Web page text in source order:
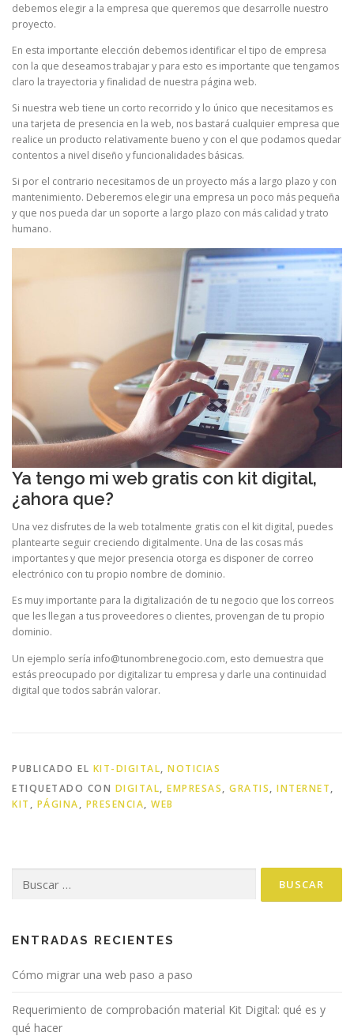
debemos elegir a la empresa que queremos que desarrolle nuestro
proyecto.
En esta importante elección debemos identificar el tipo de empresa
con la que deseamos trabajar y para esto es importante que tengamos
claro la trayectoria y finalidad de nuestra página web.
Si nuestra web tiene un corto recorrido y lo único que necesitamos es
una tarjeta de presencia en la web, nos bastará cualquier empresa que
realice un producto relativamente bueno y con el que podamos quedar
contentos a nivel diseño y funcionalidades básicas.
Si por el contrario necesitamos de un proyecto más a largo plazo y con
mantenimiento. Deberemos elegir una empresa un poco más pequeña
y que nos pueda dar un soporte a largo plazo con más calidad y trato
humano.
Ya tengo mi web gratis con kit digital,
¿ahora que?
Una vez disfrutes de la web totalmente gratis con el kit digital, puedes
plantearte seguir creciendo digitalmente. Una de las cosas más
importantes y que mejor presencia otorga es disponer de correo
electrónico con tu propio nombre de dominio.
Es muy importante para la digitalización de tu negocio que los correos
que les llegan a tus proveedores o clientes, provengan de tu propio
dominio.
Un ejemplo sería info@tunombrenegocio.com, esto demuestra que
estás preocupado por digitalizar tu empresa y darle una continuidad
digital que todos sabrán valorar.
PUBLICADO EL KIT-DIGITAL, NOTICIAS
ETIQUETADO CON DIGITAL, EMPRESAS, GRATIS, INTERNET,
KIT , PÁGINA, PRESENCIA, WEB
ENTRADAS RECIENTES
Cómo migrar una web paso a paso
Requerimiento de comprobación material Kit Digital: qué es y
qué hacer